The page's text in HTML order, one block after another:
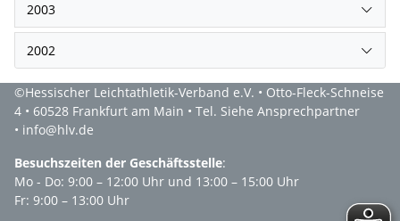
2003
2002
©Hessischer Leichtathletik-Verband e.V. • Otto-Fleck-Schneise
4 • 60528 Frankfurt am Main • Tel. Siehe Ansprechpartner
• info@hlv.de
Besuchszeiten der Geschäftsstelle:
Mo - Do: 9:00 – 12:00 Uhr und 13:00 – 15:00 Uhr
Fr: 9:00 – 13:00 Uhr